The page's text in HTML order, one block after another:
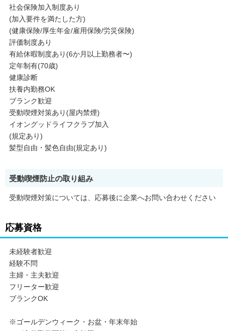
社会保険加入制度あり
(加入要件を満たした方)
(健康保険/厚生年金/雇用保険/労災保険)
評価制度あり
有給休暇制度あり(6か月以上勤務者〜)
定年制有(70歳)
健康診断
扶養内勤務OK
ブランク歓迎
受動喫煙対策あり(屋内禁煙)
イオングッドライフクラブ加入
(規定あり)
髪型自由・髪色自由(規定あり)
受動喫煙防止の取り組み
受動喫煙対策については、応募後に企業へお問い合わせください
応募資格
未経験者歓迎
経験不問
主婦・主夫歓迎
フリーター歓迎
ブランクOK
※ゴールデンウィーク・お盆・年末年始